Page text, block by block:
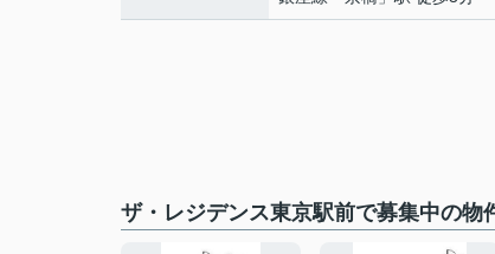
ザ・レジデンス東京駅前で募集中の物